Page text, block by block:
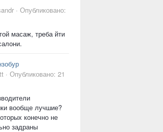
· Опубликовано:
масаж, треба йти
· Опубликовано: 21
вообще лучшие?
конечно не
задраны